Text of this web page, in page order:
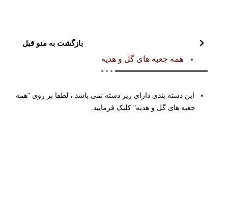
بازگشت به منو قبل
همه جعبه های گل و هدیه
این دسته بندی دارای زیر دسته نمی باشد ، لطفا بر روی "همه
جعبه های گل و هدیه" کلیک فرمایید.